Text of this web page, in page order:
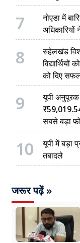
7
नोएडा में
अधिकारियों
8
रुहेलखंड
को दिए
9
यूपी
सबसे बड़ा
10
यूपी में बड़ा
तबादले
जरूर पढ़ें »